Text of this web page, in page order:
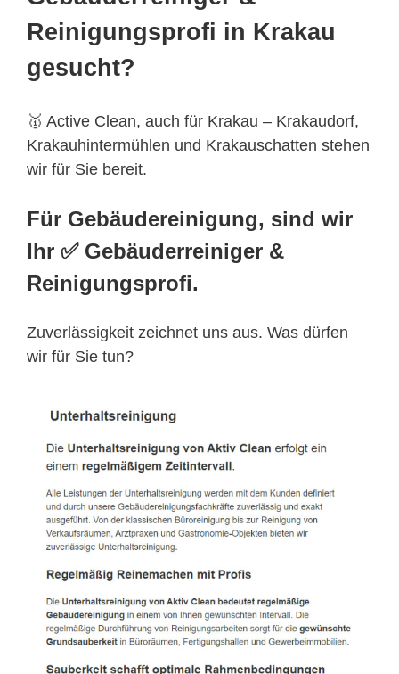
Reinigungsprofi in Krakau
gesucht?
🥇 Active Clean, auch für Krakau – Krakaudorf,
Krakauhintermühlen und Krakauschatten stehen
wir für Sie bereit.
Für Gebäudereinigung, sind wir
Ihr ✅ Gebäuderreiniger &
Reinigungsprofi.
Zuverlässigkeit zeichnet uns aus. Was dürfen
wir für Sie tun?